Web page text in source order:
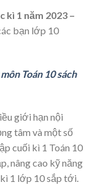
kì 1 năm 2023 –
bạn lớp 10
Toán 10 sách
giới hạn nội
tâm và một số
cuối kì 1 Toán 10
nâng cao kỹ năng
1 lớp 10 sắp tới.